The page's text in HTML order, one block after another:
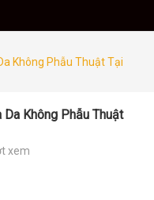
Không Phẫu Thuật Tại
Da Không Phẫu Thuật
xem